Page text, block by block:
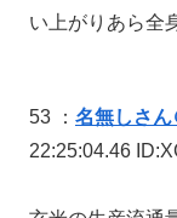
い上がりあら全
53 ： 名無しさん
22:25:04.46